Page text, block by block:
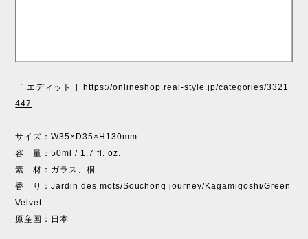
［ エディット ］
https://onlineshop.real-style.jp/categories/3321
447
サイズ：W35×D35×H130mm
容 量：50ml / 1.7 fl. oz.
素 材：ガラス、桐
香 り：Jardin des mots/Souchong journey/Kagamigoshi/Green
Velvet
原産国：日本